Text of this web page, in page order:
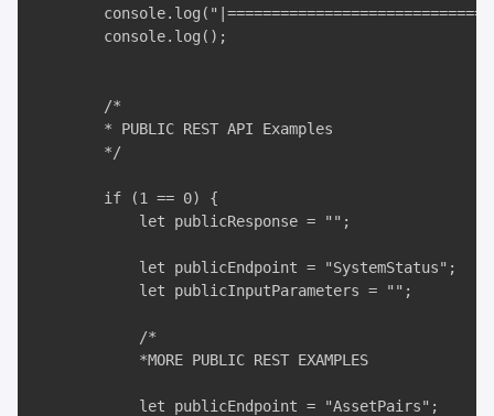
        console.log();
        /*
        * PUBLIC REST API Examples
        */
        if (1 == 0) {
            let publicResponse = "";
            let publicEndpoint = "SystemStatus";
            let publicInputParameters = "";
            /*
            *MORE PUBLIC REST EXAMPLES
            let publicEndpoint = "AssetPairs";